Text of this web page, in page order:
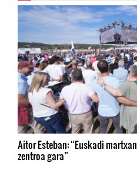
Aitor Esteban: “Euskadi
zentroa gara”